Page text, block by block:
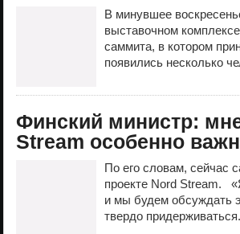
В минувшее
выставочном
саммита, в котором
появились несколько
Финский министр:
Stream особенно
По его словам, сейчас
проекте Nord Stream.
и мы будем обсуждать
твердо